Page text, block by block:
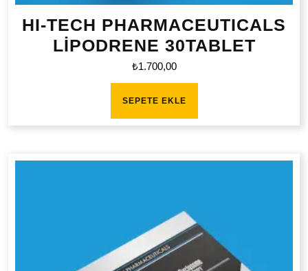
HI-TECH PHARMACEUTICALS
LİPODRENE 30TABLET
₺1.700,00
SEPETE EKLE